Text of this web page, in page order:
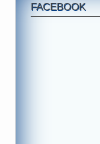
FACEBOOK